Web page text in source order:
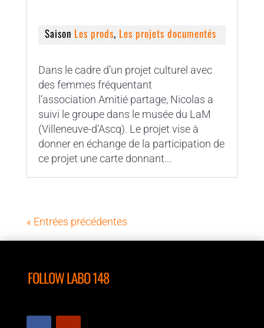
SaisonLes prods,Les projets documentés
Dans le cadre d’un projet culturel avec
des femmes fréquentant
l’association Amitié partage, Nicolas a
suivi le groupe dans le musée du LaM
(Villeneuve-d’Ascq). Le projet vise à
donner en échange de la participation de
ce projet une carte donnant...
« Entrées précédentes
FOLLOW LABO 148